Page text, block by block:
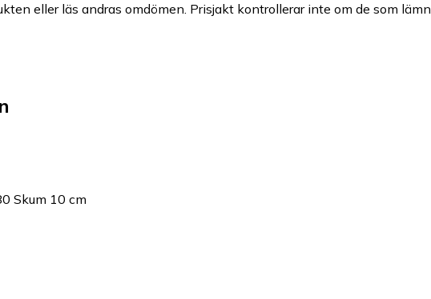
eller läs andras omdömen. Prisjakt kontrollerar inte om de som
Skum 10 cm